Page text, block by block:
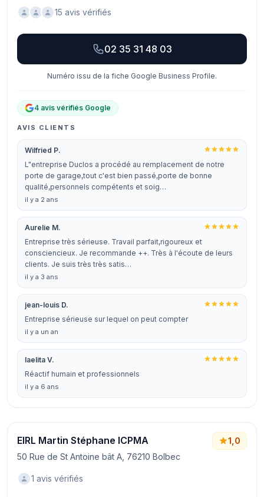
15 avis vérifiés
02 35 31 48 03
Numéro issu de la fiche Google Business Profile.
4 avis vérifiés Google
AVIS CLIENTS
Wilfried P.
L"entreprise Duclos a procédé au remplacement de notre
porte de garage,tout c'est bien passé,porte de bonne
qualité,personnels compétents et soig…
il y a 2 ans
Aurelie M.
Entreprise très sérieuse. Travail parfait,rigoureux et
consciencieux. Je recommande ++. Très à l'écoute de leurs
clients. Je suis très très satis…
il y a 3 ans
jean-louis D.
Entreprise sérieuse sur lequel on peut compter
il y a un an
laelita V.
Réactif humain et professionnels
il y a 6 ans
EIRL Martin Stéphane ICPMA
50 Rue de St Antoine bât A, 76210 Bolbec
1,0
1 avis vérifiés